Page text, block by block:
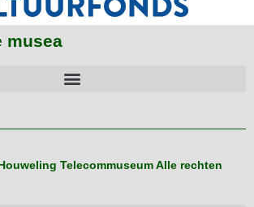
musea
Telecommuseum Alle rechten